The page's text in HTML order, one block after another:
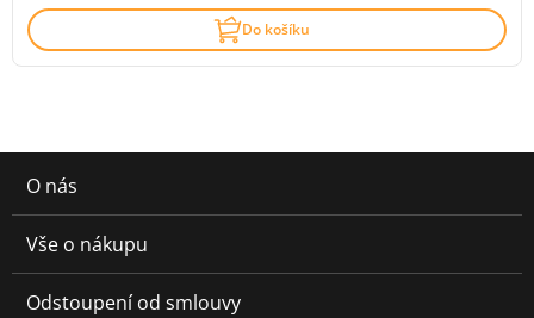
Do košíku
O nás
Vše o nákupu
Odstoupení od smlouvy